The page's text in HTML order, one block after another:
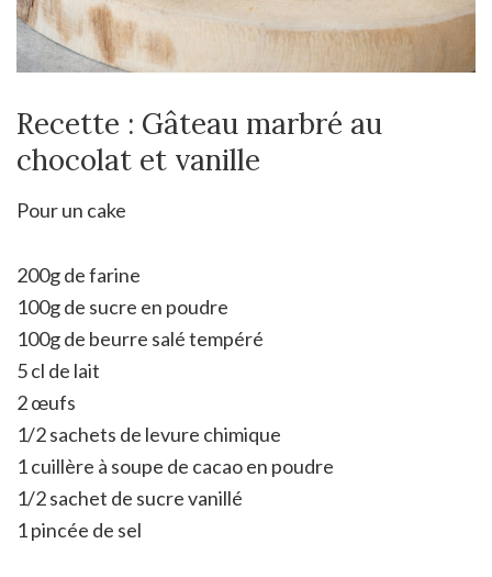
Recette : Gâteau marbré au
chocolat et vanille
Pour un cake
200g de farine
100g de sucre en poudre
100g de beurre salé tempéré
5 cl de lait
2 œufs
1/2 sachets de levure chimique
1 cuillère à soupe de cacao en poudre
1/2 sachet de sucre vanillé
1 pincée de sel